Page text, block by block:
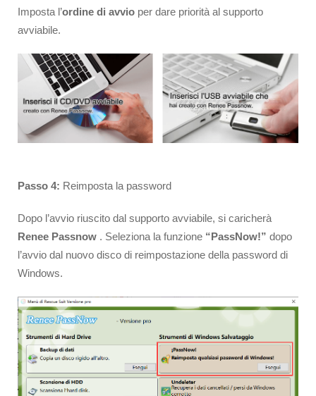
Imposta l’ordine di avvio per dare priorità al supporto
avviabile.
Passo 4: Reimposta la password
Dopo l’avvio riuscito dal supporto avviabile, si caricherà
Renee Passnow . Seleziona la funzione “PassNow!” dopo
l’avvio dal nuovo disco di reimpostazione della password di
Windows.